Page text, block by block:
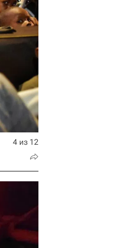
4 из 12